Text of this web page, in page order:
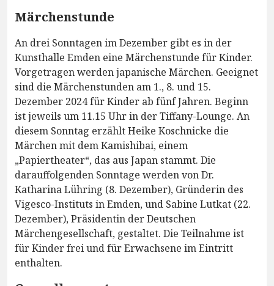
Märchenstunde
An drei Sonntagen im Dezember gibt es in der
Kunsthalle Emden eine Märchenstunde für Kinder.
Vorgetragen werden japanische Märchen. Geeignet
sind die Märchenstunden am 1., 8. und 15.
Dezember 2024 für Kinder ab fünf Jahren. Beginn
ist jeweils um 11.15 Uhr in der Tiffany-Lounge. An
diesem Sonntag erzählt Heike Koschnicke die
Märchen mit dem Kamishibai, einem
„Papiertheater“, das aus Japan stammt. Die
darauffolgenden Sonntage werden von Dr.
Katharina Lühring (8. Dezember), Gründerin des
Vigesco-Instituts in Emden, und Sabine Lutkat (22.
Dezember), Präsidentin der Deutschen
Märchengesellschaft, gestaltet. Die Teilnahme ist
für Kinder frei und für Erwachsene im Eintritt
enthalten.